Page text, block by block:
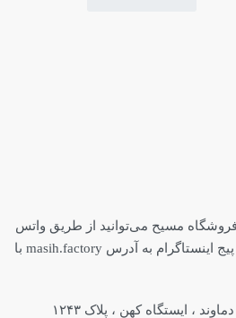
فروشگاه مسیح می‌توانید از طریق واتس
اپ ۰۹۱۹۳۰۳۳۳۵۶ و یا دایرکت پیج اینستاگرام به آدرس masih.factory با
، ایستگاه کهن ، پلاک ۱۲۴۳